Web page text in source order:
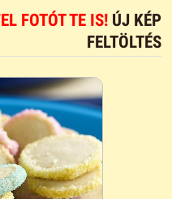
FOTÓT TE IS! ÚJ KÉP
FELTÖLTÉS